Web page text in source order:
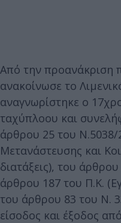
Από την προανάκριση
ανακοίνωσε το
αναγνωρίστηκε ο
ταχύπλοου και
άρθρου 25 του Ν.5038/
Μετανάστευσης και
διατάξεις), του
άρθρου 187 του Π.Κ.
του άρθρου 83 του Ν.
είσοδος και έξοδος